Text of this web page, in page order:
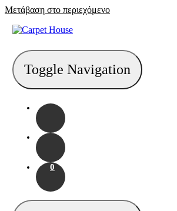
Μετάβαση στο περιεχόμενο
Toggle Navigation
0